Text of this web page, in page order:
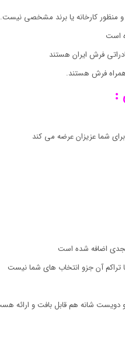
منظور کارخانه یا برند مشخصی نیست.
است
فرش ایران هستند
همراه فرش هستند.
:
شما عزیزان عرضه می کند
تراکم آن جزو انتخاب های شما نیست
دویست شانه هم قابل بافت و ارائه